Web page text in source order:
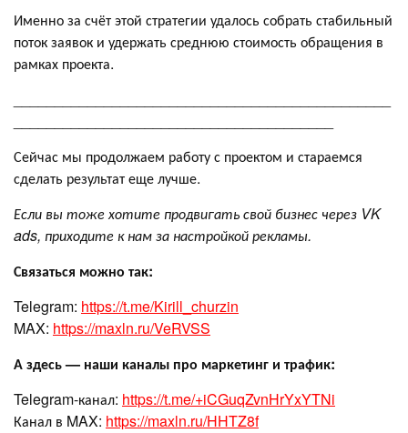
Именно за счёт этой стратегии удалось собрать стабильный
поток заявок и удержать среднюю стоимость обращения в
рамках проекта.
Сейчас мы продолжаем работу с проектом и стараемся
сделать результат еще лучше.
Если вы тоже хотите продвигать свой бизнес через VK
ads, приходите к нам за настройкой рекламы.
Связаться можно так:
Telegram: https://t.me/Kirill_churzin
MAX: https://maxln.ru/VeRVSS
А здесь — наши каналы про маркетинг и трафик:
Telegram-канал: https://t.me/+iCGuqZvnHrYxYTNi
Канал в MAX: https://maxln.ru/HHTZ8f